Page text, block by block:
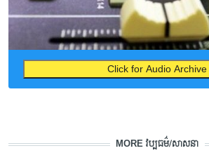
Click for Audio Archive
MORE វប្បធម៌/សាសនា